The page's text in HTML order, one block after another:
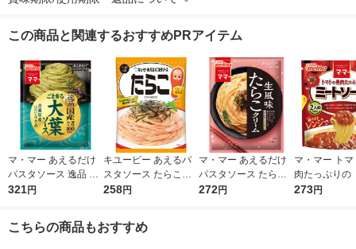
この商品と関連するおすすめPRアイテム
マ・マー あえるだけ
パスタソース 逸品 ご
ま香る大葉ソース ＜1
321円
キユーピー あえるパ
スタソース たらこ（1
人前×2）1個
258円
マ・マー あえるだけ
パスタソース たらこ
クリーム 生風味 1人
272円
マ・マー ト
肉たっぷりの
ソース 2人前
273円
こちらの商品もおすすめ